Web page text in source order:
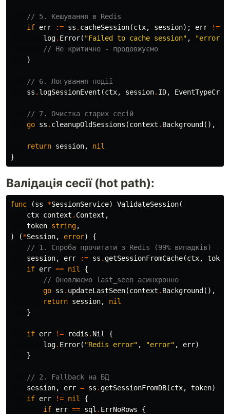
// 5. Кешування в Redis
if err := ss . cacheSession(ctx, session); err !=
log. Error( "Failed to cache session" , "error"
// Не критично - продовжуємо
}
// 6. Логування події
ss . logSessionEvent (ctx, session. ID,
// 7. Очистка старих сесій
go ss . cleanupOldSessions (context . Background (),
return session,
nil
}
Валідація сесії (hot path):
func (ss *SessionService) ValidateSession(
ctx context . Context ,
token string,
)
(*Session, error)
{
// 1. Спроба прочитати з Redis (99% випадків)
session, err := ss .getSessionFromCache(ctx, token
if err == nil
{
// Оновлюємо last_seen асинхронно
go ss . updateLastSeen(context . Background (),
return session,
nil
}
if err != redis . Nil
{
log. Error( "Redis error" , "error" , err)
}
// 2. Fallback на БД
session, err = ss .getSessionFromDB(ctx, token)
if err != nil
{
if err == sql . ErrNoRows
{